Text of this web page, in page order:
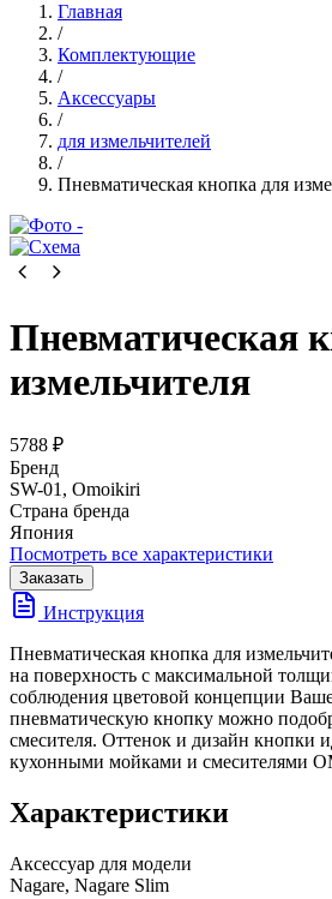
Главная
/
Комплектующие
/
Аксессуары
/
для измельчителей
/
Пневматическая кнопка для
Пневматическая
измельчителя
5788 ₽
Бренд
SW-01, Omoikiri
Страна бренда
Япония
Посмотреть все характеристики
Заказать
Инструкция
Пневматическая кнопка для
на поверхность с максимальной
соблюдения цветовой концепции
пневматическую кнопку можно
смесителя. Оттенок и дизайн кнопки
кухонными мойками и смесителями
Характеристики
Аксессуар для модели
Nagare, Nagare Slim